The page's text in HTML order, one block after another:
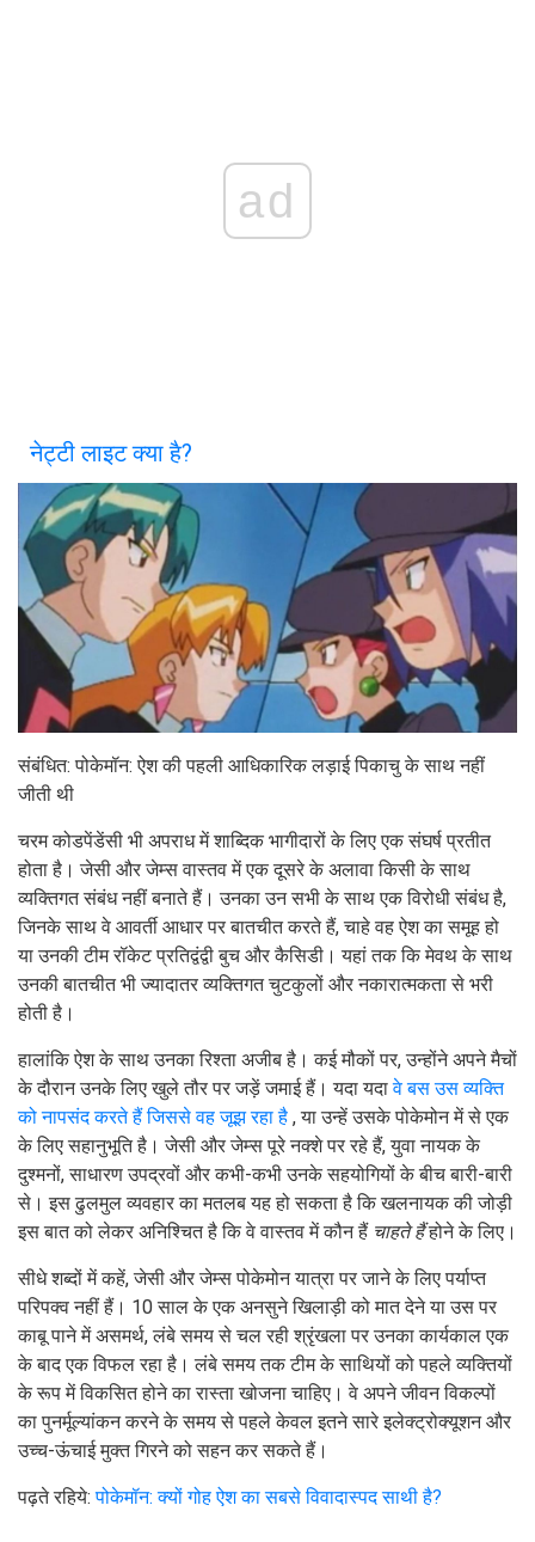
ad
नेट्टी लाइट क्या है?
संबंधित: पोकेमॉन: ऐश की पहली आधिकारिक लड़ाई पिकाचु के साथ नहीं
जीती थी
चरम कोडपेंडेंसी भी अपराध में शाब्दिक भागीदारों के लिए एक संघर्ष प्रतीत
होता है। जेसी और जेम्स वास्तव में एक दूसरे के अलावा किसी के साथ
व्यक्तिगत संबंध नहीं बनाते हैं। उनका उन सभी के साथ एक विरोधी संबंध है,
जिनके साथ वे आवर्ती आधार पर बातचीत करते हैं, चाहे वह ऐश का समूह हो
या उनकी टीम रॉकेट प्रतिद्वंद्वी बुच और कैसिडी। यहां तक ​​कि मेवथ के साथ
उनकी बातचीत भी ज्यादातर व्यक्तिगत चुटकुलों और नकारात्मकता से भरी
होती है।
हालांकि ऐश के साथ उनका रिश्ता अजीब है। कई मौकों पर, उन्होंने अपने मैचों
के दौरान उनके लिए खुले तौर पर जड़ें जमाई हैं। यदा यदावे बस उस व्यक्ति
को नापसंद करते हैं जिससे वह जूझ रहा है , या उन्हें उसके पोकेमोन में से एक
के लिए सहानुभूति है। जेसी और जेम्स पूरे नक्शे पर रहे हैं, युवा नायक के
दुश्मनों, साधारण उपद्रवों और कभी-कभी उनके सहयोगियों के बीच बारी-बारी
से। इस ढुलमुल व्यवहार का मतलब यह हो सकता है कि खलनायक की जोड़ी
इस बात को लेकर अनिश्चित है कि वे वास्तव में कौन हैं चाहते हैंहोने के लिए।
सीधे शब्दों में कहें, जेसी और जेम्स पोकेमोन यात्रा पर जाने के लिए पर्याप्त
परिपक्व नहीं हैं। 10 साल के एक अनसुने खिलाड़ी को मात देने या उस पर
काबू पाने में असमर्थ, लंबे समय से चल रही श्रृंखला पर उनका कार्यकाल एक
के बाद एक विफल रहा है। लंबे समय तक टीम के साथियों को पहले व्यक्तियों
के रूप में विकसित होने का रास्ता खोजना चाहिए। वे अपने जीवन विकल्पों
का पुनर्मूल्यांकन करने के समय से पहले केवल इतने सारे इलेक्ट्रोक्यूशन और
उच्च-ऊंचाई मुक्त गिरने को सहन कर सकते हैं।
पढ़ते रहिये:पोकेमॉन: क्यों गोह ऐश का सबसे विवादास्पद साथी है?